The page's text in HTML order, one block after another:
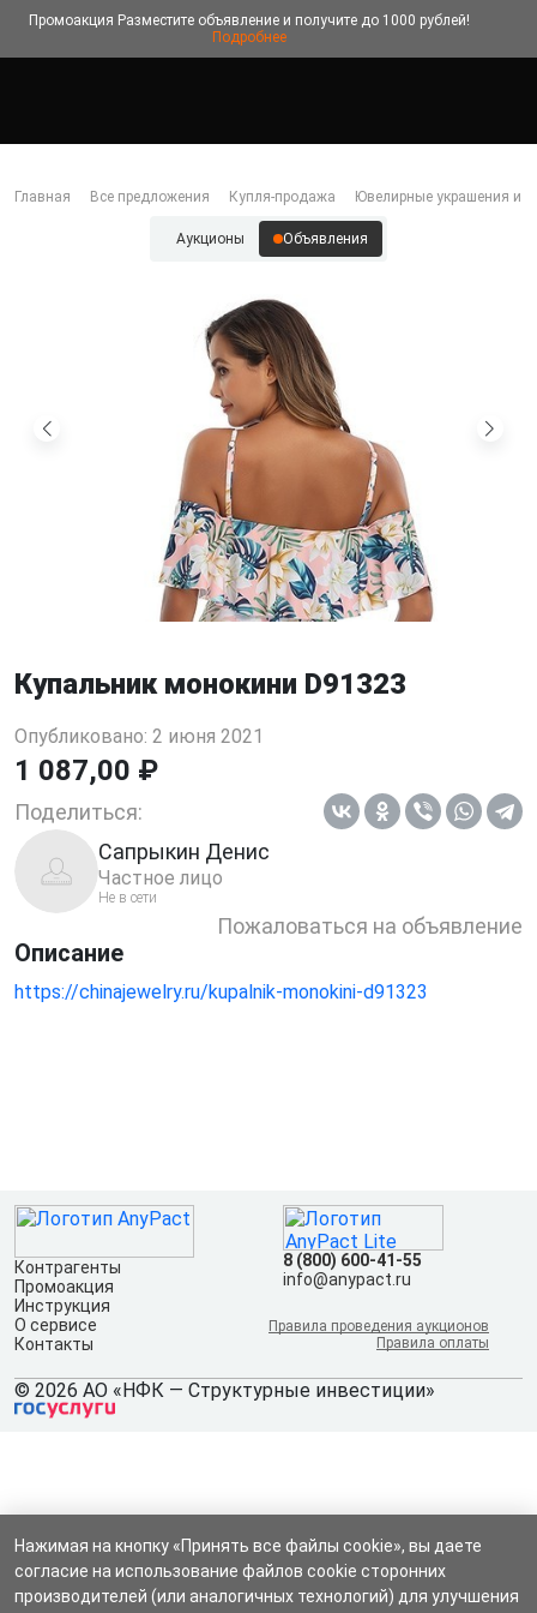
Промоакция Разместите объявление и получите до 1000 рублей!
Подробнее
Главная Все предложения Купля-продажа Ювелирные украшения и
Аукционы Объявления
Купальник монокини D91323
Опубликовано: 2 июня 2021
1 087,00 ₽
Поделиться:
Сапрыкин Денис
Частное лицо
Не в сети
Пожаловаться на объявление
Описание
https://chinajewelry.ru/kupalnik-monokini-d91323
Контрагенты
Промоакция
Инструкция
О сервисе
Контакты
8 (800) 600-41-55
info@anypact.ru
Правила проведения аукционов
Правила оплаты
© 2026 АО «НФК — Структурные инвестиции»
Нажимая на кнопку «Принять все файлы cookie», вы даете
согласие на использование файлов cookie сторонних
производителей (или аналогичных технологий) для улучшения